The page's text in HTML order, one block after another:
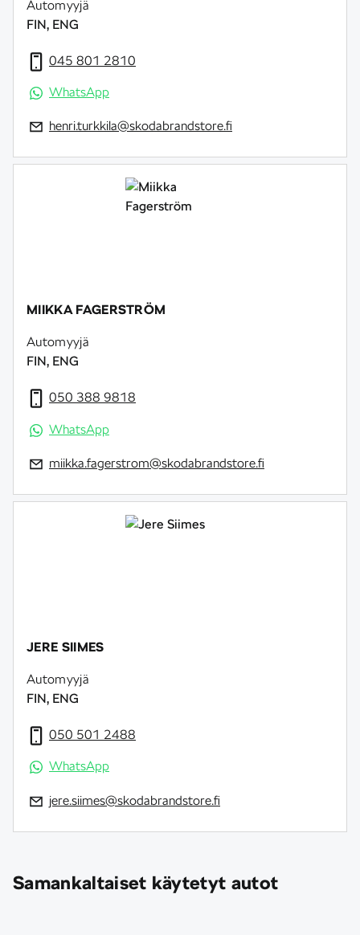
Automyyjä
FIN, ENG
045 801 2810
WhatsApp
henri.turkkila@skodabrandstore.fi
MIIKKA FAGERSTRÖM
Automyyjä
FIN, ENG
050 388 9818
WhatsApp
miikka.fagerstrom@skodabrandstore.fi
JERE SIIMES
Automyyjä
FIN, ENG
050 501 2488
WhatsApp
jere.siimes@skodabrandstore.fi
Samankaltaiset käytetyt autot